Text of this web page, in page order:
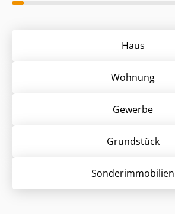
Haus
Wohnung
Gewerbe
Grund­stück
Sonder­immobilien